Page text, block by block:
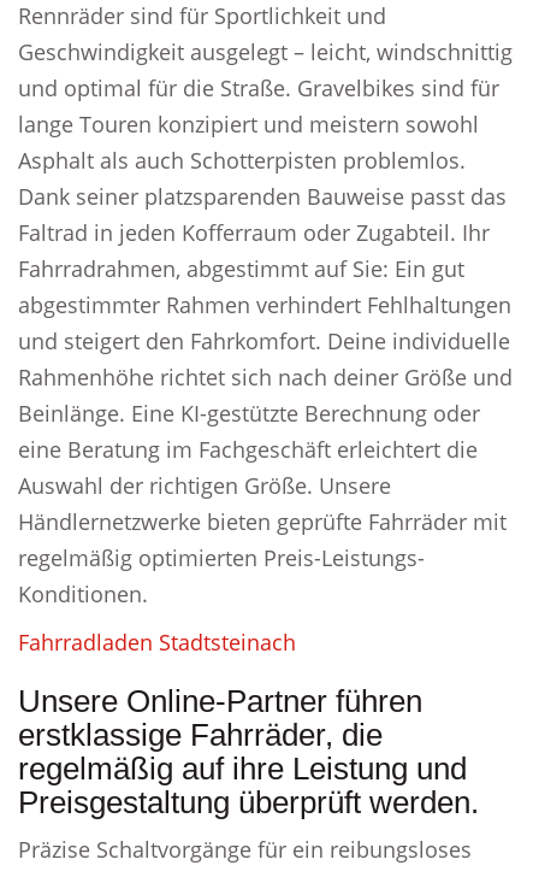
Rennräder sind für Sportlichkeit und
Geschwindigkeit ausgelegt – leicht, windschnittig
und optimal für die Straße. Gravelbikes sind für
lange Touren konzipiert und meistern sowohl
Asphalt als auch Schotterpisten problemlos.
Dank seiner platzsparenden Bauweise passt das
Faltrad in jeden Kofferraum oder Zugabteil. Ihr
Fahrradrahmen, abgestimmt auf Sie: Ein gut
abgestimmter Rahmen verhindert Fehlhaltungen
und steigert den Fahrkomfort. Deine individuelle
Rahmenhöhe richtet sich nach deiner Größe und
Beinlänge. Eine KI-gestützte Berechnung oder
eine Beratung im Fachgeschäft erleichtert die
Auswahl der richtigen Größe. Unsere
Händlernetzwerke bieten geprüfte Fahrräder mit
regelmäßig optimierten Preis-Leistungs-
Konditionen.
Fahrradladen Stadtsteinach
Unsere Online-Partner führen
erstklassige Fahrräder, die
regelmäßig auf ihre Leistung und
Preisgestaltung überprüft werden.
Präzise Schaltvorgänge für ein reibungsloses